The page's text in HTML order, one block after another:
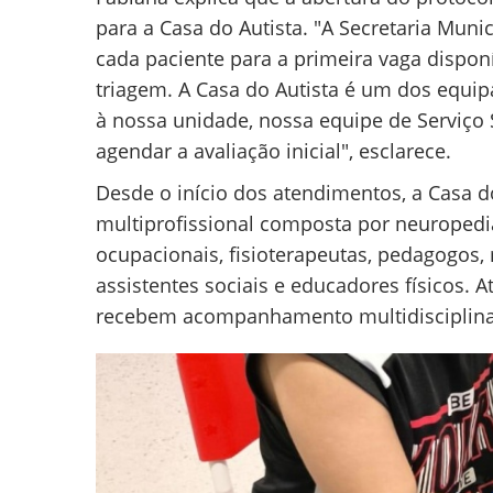
para a Casa do Autista. "A Secretaria
cada paciente para a primeira vaga
triagem. A Casa do Autista é um dos
à nossa unidade, nossa equipe de
agendar a avaliação inicial", esclarece.
Desde o início dos atendimentos, a Casa
multiprofissional composta por
ocupacionais, fisioterapeutas,
assistentes sociais e educadores físicos.
recebem acompanhamento